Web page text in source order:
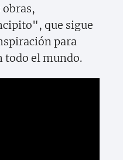
obras,
que sigue
para
todo el mundo.